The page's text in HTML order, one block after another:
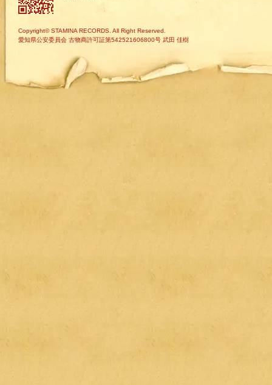
Copyright© STAMINA RECORDS. All Right Reserved.
愛知県公安委員会 古物商許可証第542521606800号 武田 佳樹